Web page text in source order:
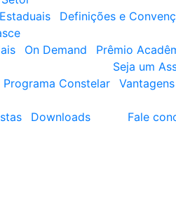
Definições e
On Demand Prêmio
Seja um
Programa Constelar
Vantagens
Downloads
Fale